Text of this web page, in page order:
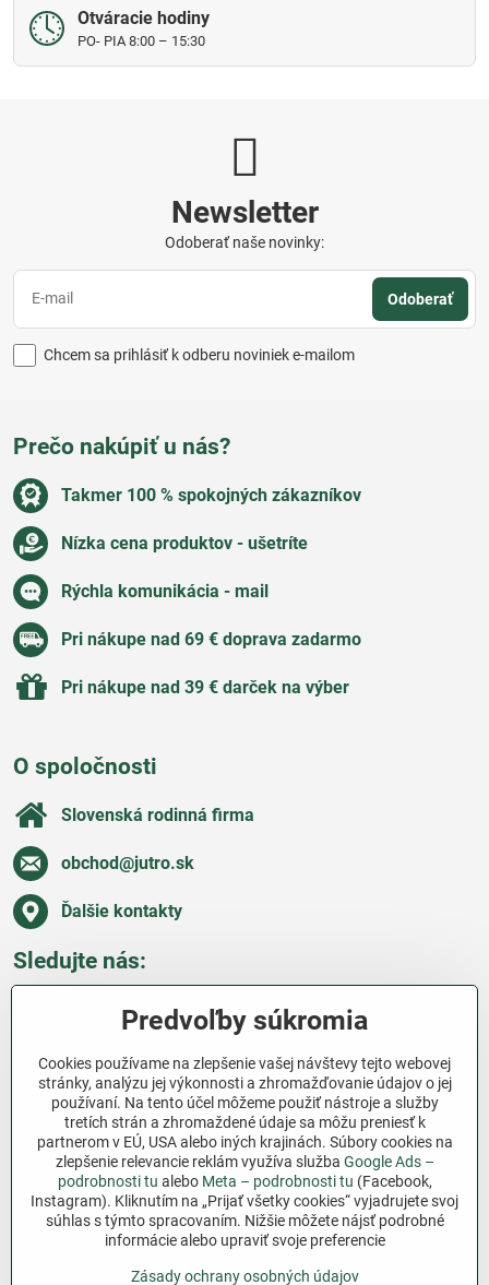
Otváracie hodiny
PO- PIA 8:00 – 15:30
Newsletter
Odoberať naše novinky:
Odoberať
Chcem sa prihlásiť k odberu noviniek e-mailom
Prečo nakúpiť u nás?
Takmer 100 % spokojných zákazníkov
Nízka cena produktov - ušetríte
Rýchla komunikácia - mail
Pri nákupe nad 69 € doprava zadarmo
Pri nákupe nad 39 € darček na výber
O spoločnosti
Slovenská rodinná firma
obchod​@jutro​.sk
Ďalšie kontakty
Sledujte nás:
Všetko o nákupe
Ďakujeme za podporu
Sme slovenský e-shop bez dotácií​. Fungujeme len
vďaka vám – ľuďom, ktorí veria v poctivú prácu a
lásku k pôde​. Každý nákup na Jutro​.sk nám pomáha
pokračovať v tom, čo má zmysel – pomáhať
záhradkárom zadarmo a srdcom​.
Predvoľby súkromia
Cookies používame na zlepšenie vašej návštevy tejto webovej
stránky, analýzu jej výkonnosti a zhromažďovanie údajov o jej
používaní. Na tento účel môžeme použiť nástroje a služby
tretích strán a zhromaždené údaje sa môžu preniesť k
partnerom v EÚ, USA alebo iných krajinách. Súbory cookies na
zlepšenie relevancie reklám využíva služba Google Ads –
podrobnosti tu alebo Meta – podrobnosti tu (Facebook,
Instagram). Kliknutím na „Prijať všetky cookies“ vyjadrujete svoj
súhlas s týmto spracovaním. Nižšie môžete nájsť podrobné
informácie alebo upraviť svoje preferencie
Zásady ochrany osobných údajov